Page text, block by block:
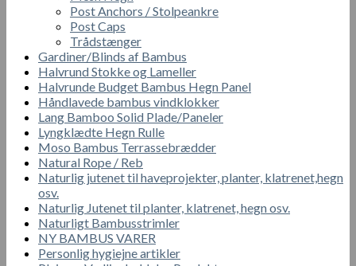
Post Anchors / Stolpeankre
Post Caps
Trådstænger
Gardiner/Blinds af Bambus
Halvrund Stokke og Lameller
Halvrunde Budget Bambus Hegn Panel
Håndlavede bambus vindklokker
Lang Bamboo Solid Plade/Paneler
Lyngklædte Hegn Rulle
Moso Bambus Terrassebrædder
Natural Rope / Reb
Naturlig jutenet til haveprojekter, planter, klatrenet,hegn
osv.
Naturlig Jutenet til planter, klatrenet, hegn osv.
Naturligt Bambusstrimler
NY BAMBUS VARER
Personlig hygiejne artikler